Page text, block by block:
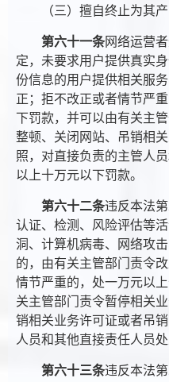
（三）擅自终止为其
第六十一条网络运营
定，未要求用户提供真实
份信息的用户提供相关服
正；拒不改正或者情节严
下罚款，并可以由有关主
整顿、关闭网站、吊销相
照，对直接负责的主管人
以上十万元以下罚款。
第六十二条违反本法
认证、检测、风险评估等
洞、计算机病毒、网络攻
的，由有关主管部门责令
情节严重的，处一万元以
关主管部门责令暂停相关
销相关业务许可证或者吊
人员和其他直接责任人员
第六十三条违反本法